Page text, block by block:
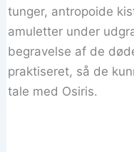
tunger, antropoide
amuletter under
begravelse af de
praktiseret, så de
tale med Osiris.